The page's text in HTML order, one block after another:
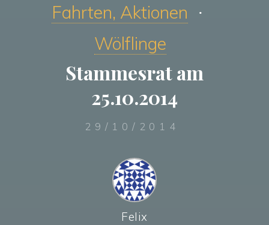
Fahrten, Aktionen
Wölflinge
Stammesrat am
25.10.2014
29/10/2014
Felix